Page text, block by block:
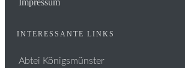
INTERESSANTE LINKS
Abtei Königsmünster